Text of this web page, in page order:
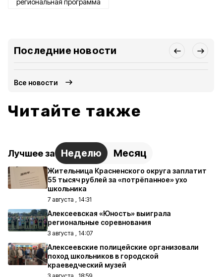
региональная программа
Последние новости
Все новости
Читайте также
Лучшее за Неделю Месяц
Жительница Красненского округа заплатит
55 тысяч рублей за «потрёпанное» ухо
школьника
7 августа , 14:31
Алексеевская «Юность» выиграла
региональные соревнования
3 августа , 14:07
Алексеевские полицейские организовали
поход школьников в городской
краеведческий музей